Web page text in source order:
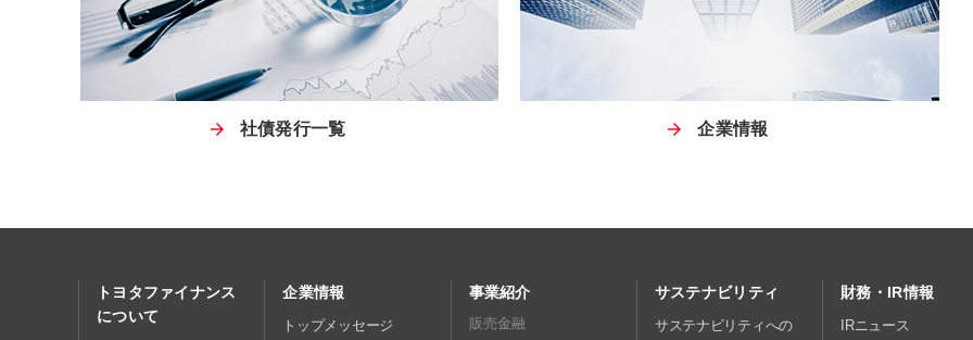
社債発行一覧 企業情報
トヨタファイナンス
について
企業情報
トップメッセージ
事業紹介
販売金融
サステナビリティ
サステナビリティへの
財務・IR情報
IRニュース